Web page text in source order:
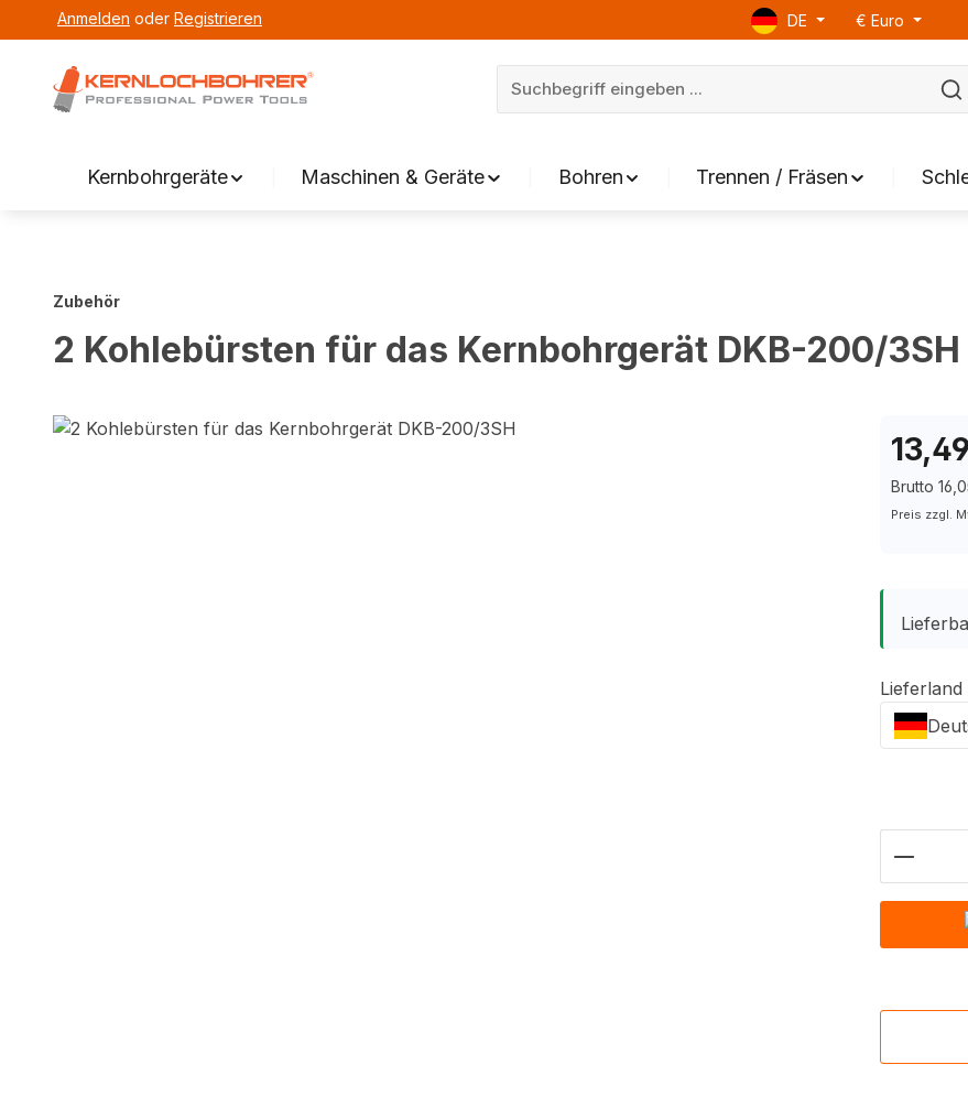
Zur Hauptnavigation springen
Anmelden oder Registrieren DE € Euro
Kernbohrgeräte Maschinen & Geräte Bohren Trennen / Fräsen
Zubehör
2 Kohlebürsten für das Kernbohrgerät DKB-200/3SH
Bildergalerie überspringen
Brutto
Preis zzgl.
Lieferland